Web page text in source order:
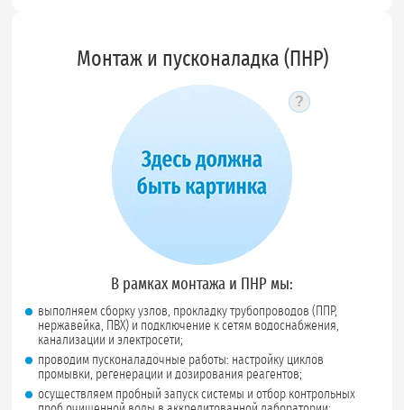
Монтаж и пусконаладка (ПНР)
?Подсказка по
В рамках монтажа и ПНР мы:
выполняем сборку узлов, прокладку трубопроводов (ППР,
нержавейка, ПВХ) и подключение к сетям водоснабжения,
канализации и электросети;
проводим пусконаладочные работы: настройку циклов
промывки, регенерации и дозирования реагентов;
осуществляем пробный запуск системы и отбор контрольных